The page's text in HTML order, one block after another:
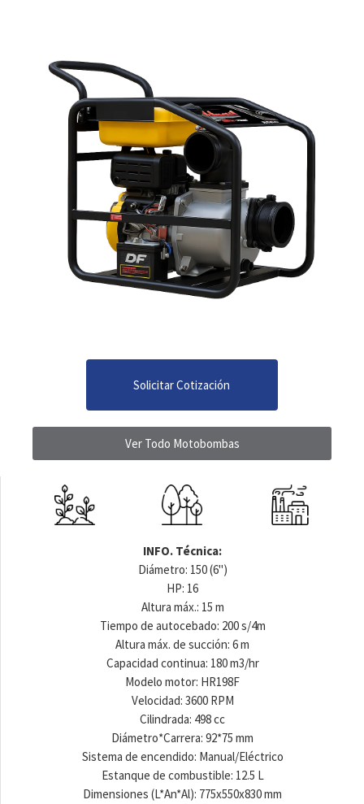
Solicitar Cotización
Ver Todo Motobombas
INFO. Técnica:
Diámetro: 150 (6")
HP: 16
Altura máx.: 15 m
Tiempo de autocebado: 200 s/4m
Altura máx. de succión: 6 m
Capacidad continua: 180 m3/hr
Modelo motor: HR198F
Velocidad: 3600 RPM
Cilindrada: 498 cc
Diámetro*Carrera: 92*75 mm
Sistema de encendido: Manual/Eléctrico
Estanque de combustible: 12.5 L
Dimensiones (L*An*Al): 775x550x830 mm